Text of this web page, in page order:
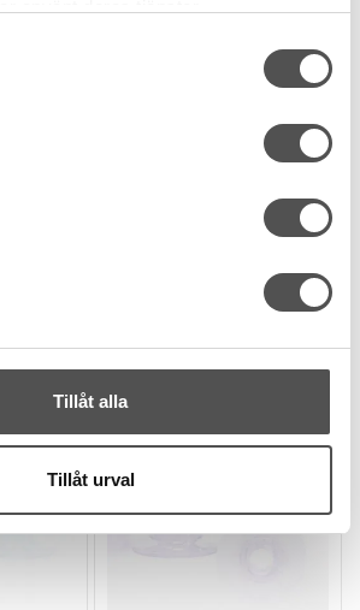
Tillåt alla
Tillåt urval
Finns i lager
Grupp C-G+Varimatic
Finns i lager